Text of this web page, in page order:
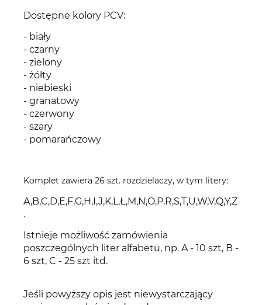
Dostępne kolory PCV:
- biały
- czarny
- zielony
- żółty
- niebieski
- granatowy
- czerwony
- szary
- pomarańczowy
Komplet zawiera 26 szt. rozdzielaczy, w tym litery:
A,B,C,D,E,F,G,H,I,J,K,L,Ł,M,N,O,P,R,S,T,U,W,V,Q,Y,Z
.
Istnieje możliwość zamówienia
poszczególnych liter alfabetu, np. A - 10 szt, B -
6 szt, C - 25 szt itd.
Jeśli powyższy opis jest niewystarczający